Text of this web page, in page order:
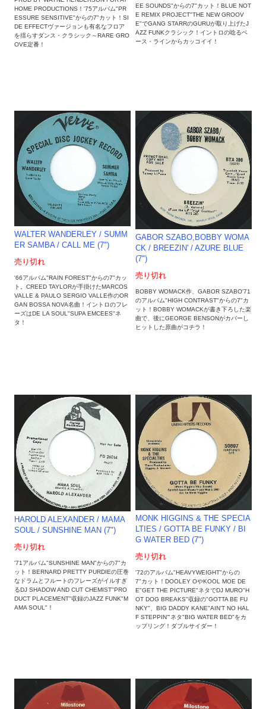
HOME PRODUCTIONS！'75アルバム"PR
ESSURE SENSITIVE"からの7"カット！SI
DE EFFECTヴァージョンも有名なフロア
を揺らすダンス・クラシック～RARE GRO
OVE定番！
EE SOUNDS"からの7"カット！BLUE NOT
E REMIX PROJECT"THE NEW GROOV
E"でGANG STARRのGURUが取り上げたJ
AZZ FUNKクラシック！イントロの唸るベ
ース・ラインからカッコイイ！
WALTER WANDERLEY / SUMM
ER SAMBA / CALL ME (7")
売り切れ
'66アルバム"RAIN FOREST"からの7"カッ
ト。CREED TAYLORが手掛けたMARCOS
VALLE & PAULO SERGIO VALLE作のOR
GAN BOSSA NOVA名曲！イントロのフレ
ーズはDE LA SOUL"SUPA EMCEES"ネ
タ！
GABOR SZABO,BOBBY WOMA
CK / BREEZIN' / AZURE BLUE
(7")
売り切れ
BOBBY WOMACK作、GABOR SZABO'71
のアルバム"HIGH CONTRAST"からの7"カ
ット！BOBBY WOMACKが書き下ろした楽
曲で、後にGEORGE BENSONがカバーし
ヒットした原曲がコチラ！
HAROLD ALEXANDER / MAMA
SOUL / SUNSHINE MAN (7")
売り切れ
'71アルバム"SUNSHINE MAN"からの7"カ
ット！BERNARD PRETTY PURDIEの圧巻
なドラムとフルートのフレーズがイルすぎ
るDJ SHADOW AND CUT CHEMIST"PRO
DUCT PLACEMENT"収録のJAZZ FUNK"M
AMA SOUL"！
MONK HIGGINS & THE SPECIA
LTIES / GOTTA BE FUNKY / BI
G WATER BED (7")
売り切れ
'72のアルバム"HEAVYWEIGHT"からの
7"カット！DOOLEY OやKOOL MOE DE
E"GET THE PICTURE"ネタでDJ MURO"H
OT DOG BREAKS"収録の"GOTTA BE FU
NKY"、BIG DADDY KANE"AIN'T NO HAL
F STEPPIN'"ネタ"BIG WATER BED"をカ
ップリング！ダブルサイダー！